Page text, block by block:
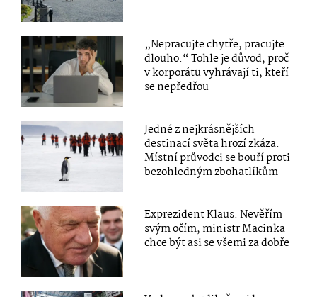
„Nepracujte chytře, pracujte
dlouho.“ Tohle je důvod, proč
v korporátu vyhrávají ti, kteří
se nepředřou
Jedné z nejkrásnějších
destinací světa hrozí zkáza.
Místní průvodci se bouří proti
bezohledným zbohatlíkům
Exprezident Klaus: Nevěřím
svým očím, ministr Macinka
chce být asi se všemi za dobře